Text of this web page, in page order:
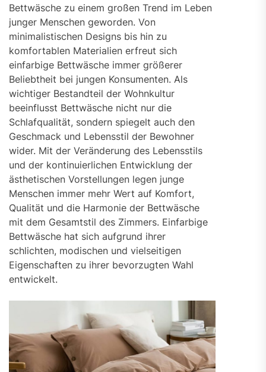
Bettwäsche zu einem großen Trend im Leben
junger Menschen geworden. Von
minimalistischen Designs bis hin zu
komfortablen Materialien erfreut sich
einfarbige Bettwäsche immer größerer
Beliebtheit bei jungen Konsumenten. Als
wichtiger Bestandteil der Wohnkultur
beeinflusst Bettwäsche nicht nur die
Schlafqualität, sondern spiegelt auch den
Geschmack und Lebensstil der Bewohner
wider. Mit der Veränderung des Lebensstils
und der kontinuierlichen Entwicklung der
ästhetischen Vorstellungen legen junge
Menschen immer mehr Wert auf Komfort,
Qualität und die Harmonie der Bettwäsche
mit dem Gesamtstil des Zimmers. Einfarbige
Bettwäsche hat sich aufgrund ihrer
schlichten, modischen und vielseitigen
Eigenschaften zu ihrer bevorzugten Wahl
entwickelt.